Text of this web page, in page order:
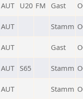
AUT U20 FM Gast
AUT Stamm
AUT Gast
AUT S65 Stamm
AUT Stamm